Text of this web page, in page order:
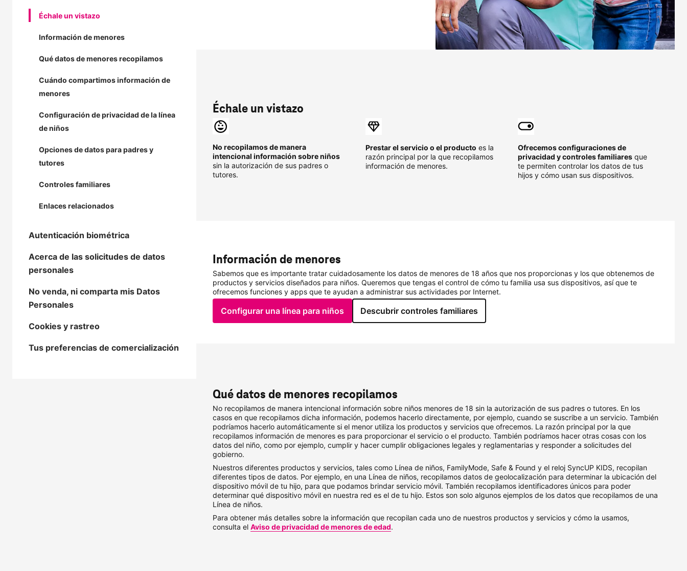
Échale un vistazo
Información de menores
Qué datos de menores recopilamos
Cuándo compartimos información de
menores
Configuración de privacidad de la línea
de niños
Opciones de datos para padres y
tutores
Controles familiares
Enlaces relacionados
Autenticación biométrica
Acerca de las solicitudes de datos
personales
No venda, ni comparta mis Datos
Personales
Cookies y rastreo
Tus preferencias de comercialización
Échale un vistazo
No recopilamos de manera
intencional información sobre niños
sin la autorización de sus padres o
tutores.
Prestar el servicio o el producto es la
razón principal por la que recopilamos
información de menores.
Ofrecemos configuraciones de
privacidad y controles familiares que
te permiten controlar los datos de tus
hijos y cómo usan sus dispositivos.
Información de menores
Sabemos que es importante tratar cuidadosamente los datos de menores de 18 años que nos proporcionas y los que obtenemos de
productos y servicios diseñados para niños. Queremos que tengas el control de cómo tu familia usa sus dispositivos, así que te
ofrecemos funciones y apps que te ayudan a administrar sus actividades por Internet.
Configurar una línea para niños Descubrir controles familiares
Qué datos de menores recopilamos
No recopilamos de manera intencional información sobre niños menores de 18 sin la autorización de sus padres o tutores. En los
casos en que recopilamos dicha información, podemos hacerlo directamente, por ejemplo, cuando se suscribe a un servicio. También
podríamos hacerlo automáticamente si el menor utiliza los productos y servicios que ofrecemos. La razón principal por la que
recopilamos información de menores es para proporcionar el servicio o el producto. También podríamos hacer otras cosas con los
datos del niño, como por ejemplo, cumplir y hacer cumplir obligaciones legales y reglamentarias y responder a solicitudes del
gobierno.
Nuestros diferentes productos y servicios, tales como Línea de niños, FamilyMode, Safe & Found y el reloj SyncUP KIDS, recopilan
diferentes tipos de datos. Por ejemplo, en una Línea de niños, recopilamos datos de geolocalización para determinar la ubicación del
dispositivo móvil de tu hijo, para que podamos brindar servicio móvil. También recopilamos identificadores únicos para poder
determinar qué dispositivo móvil en nuestra red es el de tu hijo. Estos son solo algunos ejemplos de los datos que recopilamos de una
Línea de niños.
Para obtener más detalles sobre la información que recopilan cada uno de nuestros productos y servicios y cómo la usamos,
consulta el Aviso de privacidad de menores de edad.